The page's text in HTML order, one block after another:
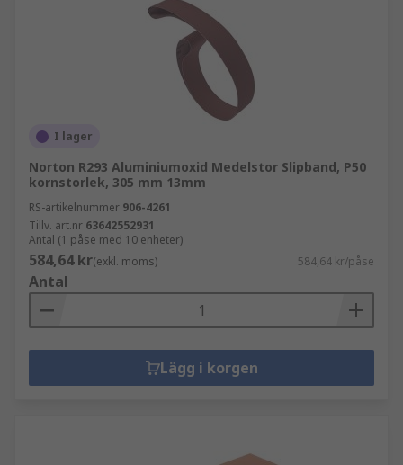
I lager
Norton R293 Aluminiumoxid Medelstor Slipband, P50
kornstorlek, 305 mm 13mm
RS-artikelnummer 906-4261
Tillv. art.nr 63642552931
Antal (1 påse med 10 enheter)
584,64 kr(exkl. moms) 584,64 kr/påse
Antal
Lägg i korgen